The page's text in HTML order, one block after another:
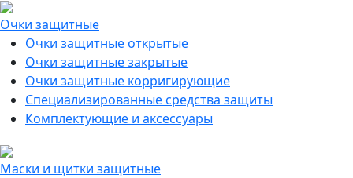
Очки защитные
Очки защитные открытые
Очки защитные закрытые
Очки защитные корригирующие
Специализированные средства защиты
Комплектующие и аксессуары
Маски и щитки защитные